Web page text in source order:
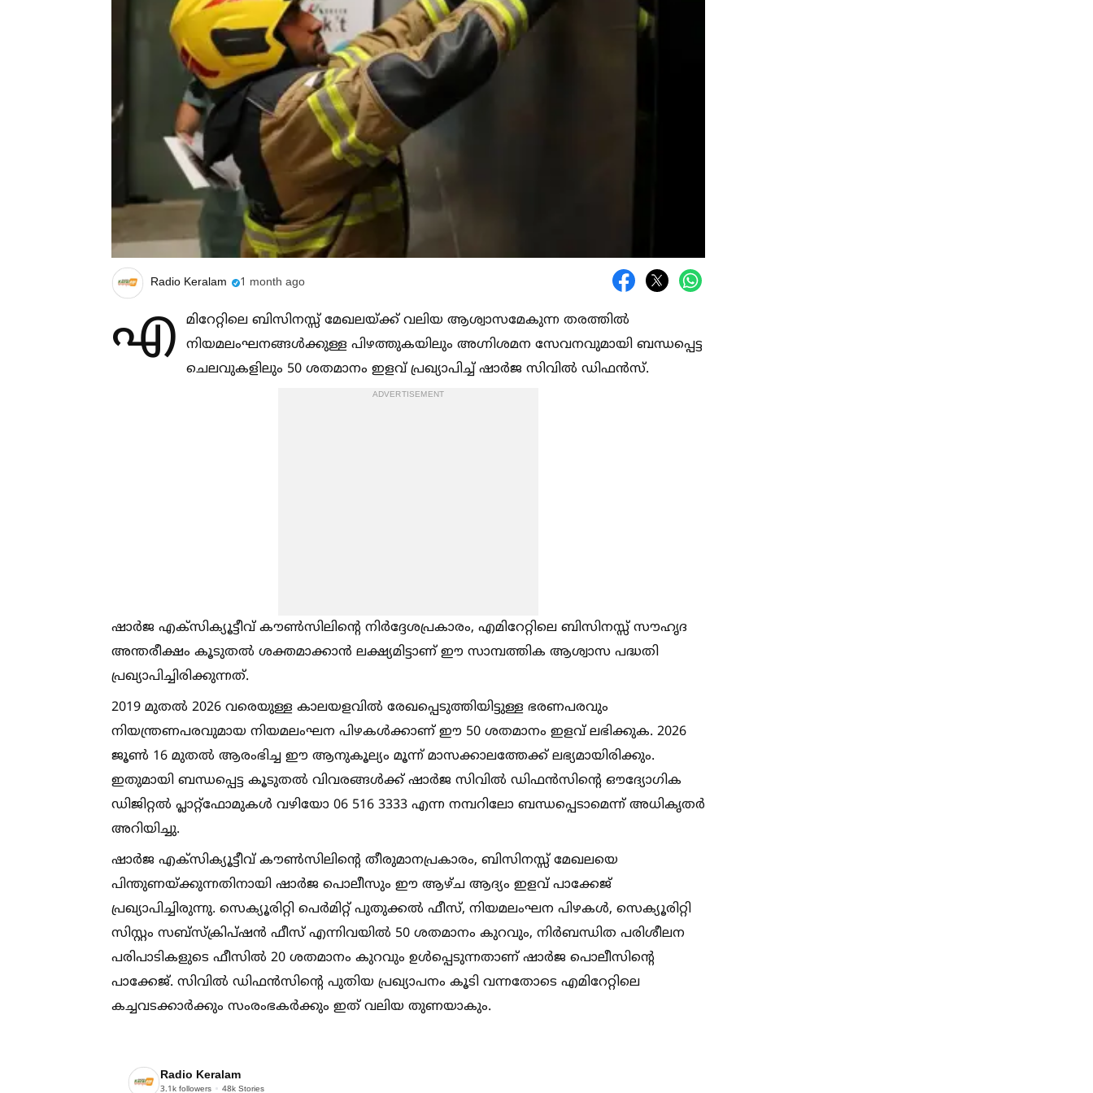
Radio Keralam 1 month ago
എ
മിറേറ്റിലെ ബിസിനസ്സ് മേഖലയ്ക്ക് വലിയ ആശ്വാസമേകുന്ന തരത്തില്‍
നിയമലംഘനങ്ങള്‍ക്കുള്ള പിഴത്തുകയിലും അഗ്നിശമന സേവനവുമായി ബന്ധപ്പെട്ട
ചെലവുകളിലും 50 ശതമാനം ഇളവ് പ്രഖ്യാപിച്ച്‌ ഷാർജ സിവില്‍ ഡിഫൻസ്.
ADVERTISEMENT
ഷാർജ എക്സിക്യൂട്ടീവ് കൗണ്‍സിലിന്റെ നിർദ്ദേശപ്രകാരം, എമിറേറ്റിലെ ബിസിനസ്സ് സൗഹൃദ
അന്തരീക്ഷം കൂടുതല്‍ ശക്തമാക്കാൻ ലക്ഷ്യമിട്ടാണ് ഈ സാമ്പത്തിക ആശ്വാസ പദ്ധതി
പ്രഖ്യാപിച്ചിരിക്കുന്നത്.
2019 മുതല്‍ 2026 വരെയുള്ള കാലയളവില്‍ രേഖപ്പെടുത്തിയിട്ടുള്ള ഭരണപരവും
നിയന്ത്രണപരവുമായ നിയമലംഘന പിഴകള്‍ക്കാണ് ഈ 50 ശതമാനം ഇളവ് ലഭിക്കുക. 2026
ജൂണ്‍ 16 മുതല്‍ ആരംഭിച്ച ഈ ആനുകൂല്യം മൂന്ന് മാസക്കാലത്തേക്ക് ലഭ്യമായിരിക്കും.
ഇതുമായി ബന്ധപ്പെട്ട കൂടുതല്‍ വിവരങ്ങള്‍ക്ക് ഷാർജ സിവില്‍ ഡിഫൻസിന്റെ ഔദ്യോഗിക
ഡിജിറ്റല്‍ പ്ലാറ്റ്‌ഫോമുകള്‍ വഴിയോ 06 516 3333 എന്ന നമ്പറിലോ ബന്ധപ്പെടാമെന്ന് അധികൃതർ
അറിയിച്ചു.
ഷാർജ എക്സിക്യൂട്ടീവ് കൗണ്‍സിലിന്റെ തീരുമാനപ്രകാരം, ബിസിനസ്സ് മേഖലയെ
പിന്തുണയ്ക്കുന്നതിനായി ഷാർജ പൊലീസും ഈ ആഴ്ച ആദ്യം ഇളവ് പാക്കേജ്
പ്രഖ്യാപിച്ചിരുന്നു. സെക്യൂരിറ്റി പെർമിറ്റ് പുതുക്കല്‍ ഫീസ്, നിയമലംഘന പിഴകള്‍, സെക്യൂരിറ്റി
സിസ്റ്റം സബ്‌സ്‌ക്രിപ്‌ഷൻ ഫീസ് എന്നിവയില്‍ 50 ശതമാനം കുറവും, നിർബന്ധിത പരിശീലന
പരിപാടികളുടെ ഫീസില്‍ 20 ശതമാനം കുറവും ഉള്‍പ്പെടുന്നതാണ് ഷാർജ പൊലീസിന്റെ
പാക്കേജ്. സിവില്‍ ഡിഫൻസിന്റെ പുതിയ പ്രഖ്യാപനം കൂടി വന്നതോടെ എമിറേറ്റിലെ
കച്ചവടക്കാർക്കും സംരംഭകർക്കും ഇത് വലിയ തുണയാകും.
Radio Keralam
3.1k followers 48k Stories